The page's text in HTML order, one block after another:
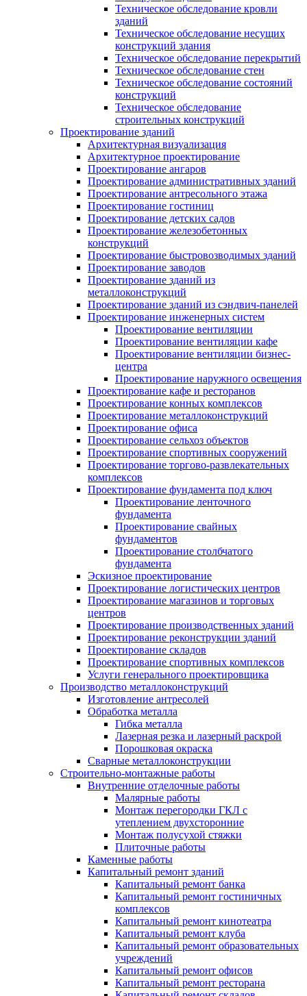
Техническое обследование кровли
зданий
Техническое обследование несущих
конструкций здания
Техническое обследование перекрытий
Техническое обследование стен
Техническое обследование состояний
конструкций
Техническое обследование
строительных конструкций
Проектирование зданий
Архитектурная визуализация
Архитектурное проектирование
Проектирование ангаров
Проектирование административных зданий
Проектирование антресольного этажа
Проектирование гостиниц
Проектирование детских садов
Проектирование железобетонных
конструкций
Проектирование быстровозводимых зданий
Проектирование заводов
Проектирование зданий из
металлоконструкций
Проектирование зданий из сэндвич-панелей
Проектирование инженерных систем
Проектирование вентиляции
Проектирование вентиляции кафе
Проектирование вентиляции бизнес-
центра
Проектирование наружного освещения
Проектирование кафе и ресторанов
Проектирование конных комплексов
Проектирование металлоконструкций
Проектирование офиса
Проектирование сельхоз объектов
Проектирование спортивных сооружений
Проектирование торгово-развлекательных
комплексов
Проектирование фундамента под ключ
Проектирование ленточного
фундамента
Проектирование свайных
фундаментов
Проектирование столбчатого
фундамента
Эскизное проектирование
Проектирование логистических центров
Проектирование магазинов и торговых
центров
Проектирование производственных зданий
Проектирование реконструкции зданий
Проектирование складов
Проектирование спортивных комплексов
Услуги генерального проектировщика
Производство металлоконструкций
Изготовление антресолей
Обработка металла
Гибка металла
Лазерная резка и лазерный раскрой
Порошковая окраска
Сварные металлоконструкции
Строительно-монтажные работы
Внутренние отделочные работы
Малярные работы
Монтаж перегородки ГКЛ с
утеплением двухсторонние
Монтаж полусухой стяжки
Плиточные работы
Каменные работы
Капитальный ремонт зданий
Капитальный ремонт банка
Капитальный ремонт гостиничных
комплексов
Капитальный ремонт кинотеатра
Капитальный ремонт клуба
Капитальный ремонт образовательных
учреждений
Капитальный ремонт офисов
Капитальный ремонт ресторана